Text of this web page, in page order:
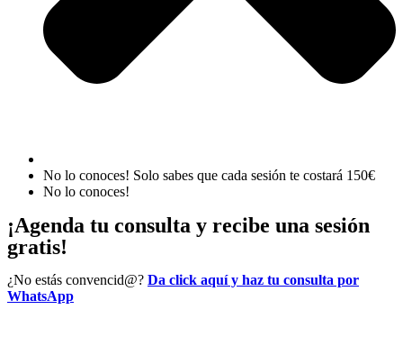
No lo conoces! Solo sabes que cada sesión te costará 150€
No lo conoces!
¡Agenda tu consulta y recibe una sesión
gratis!
¿No estás convencid@? Da click aquí y haz tu consulta por
WhatsApp